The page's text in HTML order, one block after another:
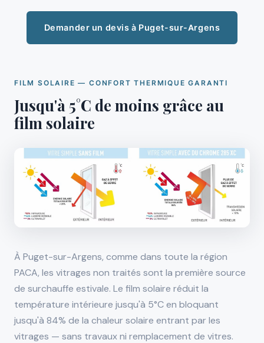
Demander un devis à Puget-sur-Argens
FILM SOLAIRE — CONFORT THERMIQUE GARANTI
Jusqu'à 5°C de moins grâce au
film solaire
À Puget-sur-Argens, comme dans toute la région
PACA, les vitrages non traités sont la première source
de surchauffe estivale. Le film solaire réduit la
température intérieure jusqu'à 5°C en bloquant
jusqu'à 84% de la chaleur solaire entrant par les
vitrages — sans travaux ni remplacement de vitres.